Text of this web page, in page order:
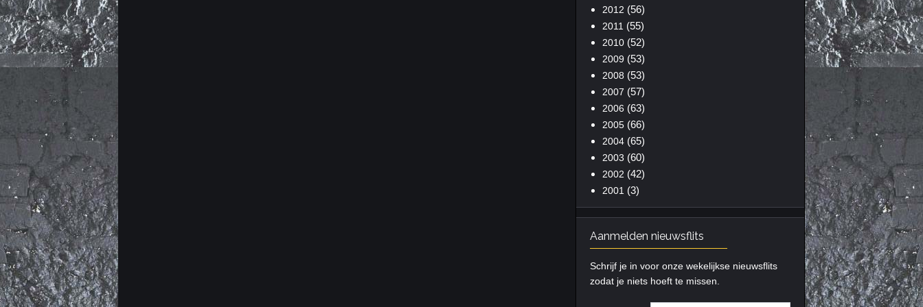
2012 (56)
2011 (55)
2010(52)
2009 (53)
2008 (53)
2007 (57)
2006 (63)
2005(66)
2004(65)
2003 (60)
2002 (42)
2001 (3)
Aanmelden nieuwsflits
Schrijf je in voor onze wekelijkse nieuwsflits
zodat je niets hoeft te missen.